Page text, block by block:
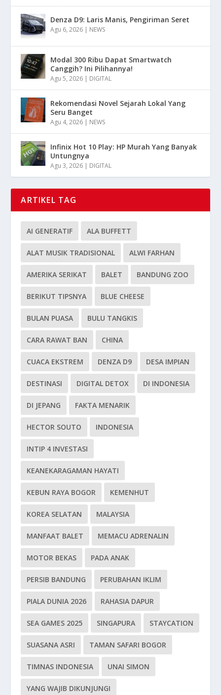
Denza D9: Laris Manis, Pengiriman Seret
Agu 6, 2026 | NEWS
Modal 300 Ribu Dapat Smartwatch
Canggih? Ini Pilihannya!
Agu 5, 2026 | DIGITAL
Rekomendasi Novel Sejarah Lokal Yang
Seru Banget
Agu 4, 2026 | NEWS
Infinix Hot 10 Play: HP Murah Yang Banyak
Untungnya
Agu 3, 2026 | DIGITAL
ARTIKEL TAG
AI GENERATIF ALA BUFFETT
ALAT MUSIK TRADISIONAL ALWI FARHAN
AMERIKA SERIKAT BALET BANDUNG ZOO
BERIKUT TIPSNYA BLUE CHEESE
BULAN PUASA BULU TANGKIS
CARA RAWAT BAN CHINA
CUACA EKSTREM DENZA D9 DESA IMPIAN
DESTINASI DIGITAL DETOX DI INDONESIA
DI JEPANG FAKTA MENARIK
HECTOR SOUTO INDONESIA
INTIP 4 INVESTASI
KEANEKARAGAMAN HAYATI
KEBUN RAYA BOGOR KEMENHUT
KOREA SELATAN MALAYSIA
MANFAAT BALET MEMACU ADRENALIN
MOTOR BEKAS PADA ANAK
PERSIB BANDUNG PERUBAHAN IKLIM
PIALA DUNIA 2026 RAHASIA DAPUR
SEA GAMES 2025 SINGAPURA STAYCATION
SUASANA ASRI TAMAN SAFARI BOGOR
TIMNAS INDONESIA UNAI SIMON
YANG WAJIB DIKUNJUNGI